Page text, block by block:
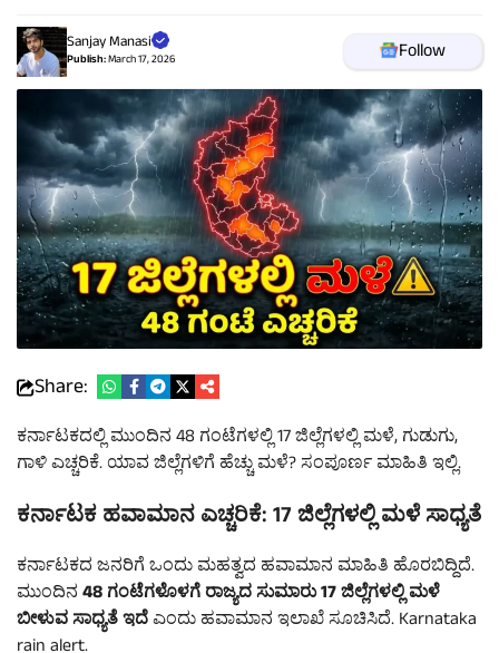
Sanjay Manasi
Publish:March 17, 2026 Follow
Share:
ಕರ್ನಾಟಕದಲ್ಲಿ ಮುಂದಿನ 48 ಗಂಟೆಗಳಲ್ಲಿ 17 ಜಿಲ್ಲೆಗಳಲ್ಲಿ ಮಳೆ, ಗುಡುಗು,
ಗಾಳಿ ಎಚ್ಚರಿಕೆ. ಯಾವ ಜಿಲ್ಲೆಗಳಿಗೆ ಹೆಚ್ಚು ಮಳೆ? ಸಂಪೂರ್ಣ ಮಾಹಿತಿ ಇಲ್ಲಿ.
ಕರ್ನಾಟಕ ಹವಾಮಾನ ಎಚ್ಚರಿಕೆ: 17 ಜಿಲ್ಲೆಗಳಲ್ಲಿ ಮಳೆ ಸಾಧ್ಯತೆ
ಕರ್ನಾಟಕದ ಜನರಿಗೆ ಒಂದು ಮಹತ್ವದ ಹವಾಮಾನ ಮಾಹಿತಿ ಹೊರಬಿದ್ದಿದೆ.
ಮುಂದಿನ48 ಗಂಟೆಗಳೊಳಗೆ ರಾಜ್ಯದ ಸುಮಾರು 17 ಜಿಲ್ಲೆಗಳಲ್ಲಿ ಮಳೆ
ಬೀಳುವ ಸಾಧ್ಯತೆ ಇದೆಎಂದು ಹವಾಮಾನ ಇಲಾಖೆ ಸೂಚಿಸಿದೆ. Karnataka